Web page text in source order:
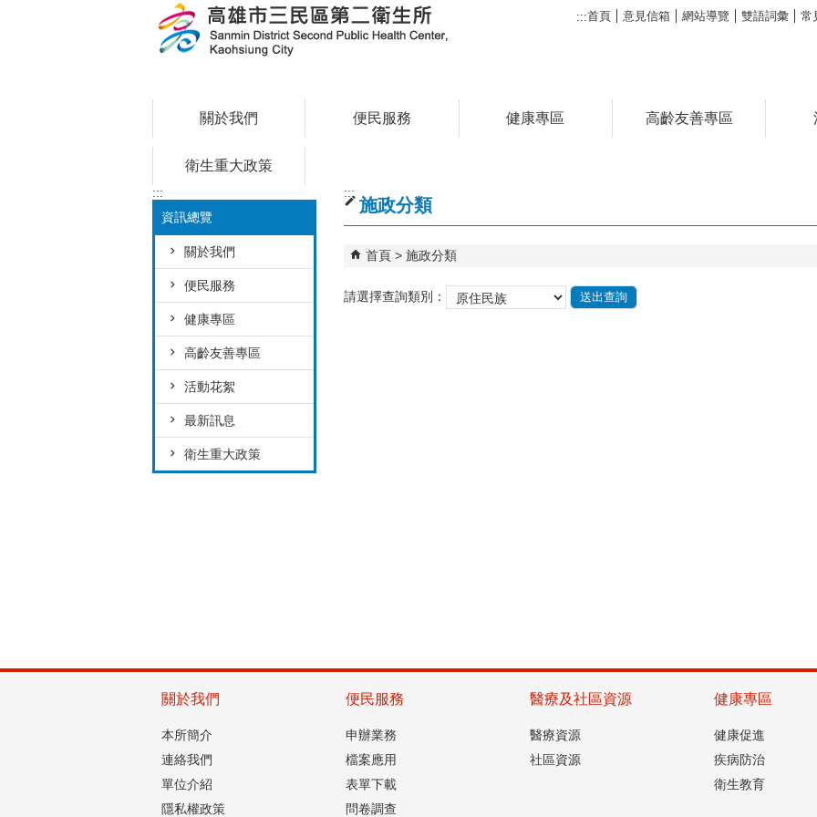
:::首頁 意見信箱 網站導覽 雙語詞彙 常
關於我們 便民服務 健康專區 高齡友善專區
衛生重大政策
:::
資訊總覽
關於我們
便民服務
健康專區
高齡友善專區
活動花絮
最新訊息
衛生重大政策
:::
施政分類
首頁 施政分類
請選擇查詢類別：
關於我們
本所簡介
連絡我們
單位介紹
隱私權政策
便民服務
申辦業務
檔案應用
表單下載
問卷調查
醫療及社區資源
醫療資源
社區資源
健康專區
健康促進
疾病防治
衛生教育